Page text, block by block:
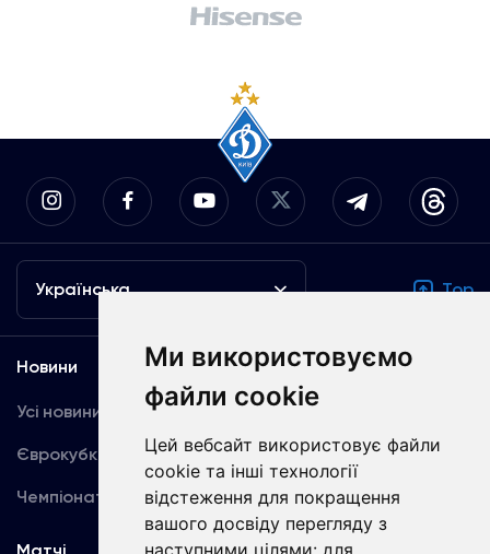
Ми використовуємо
файли cookie
Цей вебсайт використовує файли
cookie та інші технології
відстеження для покращення
вашого досвіду перегляду з
наступними цілями: для
Українська Top
Новини
Усі новини
Єврокубки
Чемпіонат України
Медіа
Динамо TV
Фотогалерея
Акредитація
Матчі Команда